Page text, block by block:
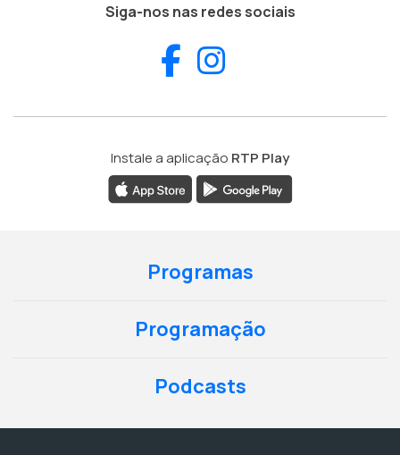
Siga-nos nas redes sociais
Facebook
Instale a aplicação RTP Play
Programas
Programação
Podcasts